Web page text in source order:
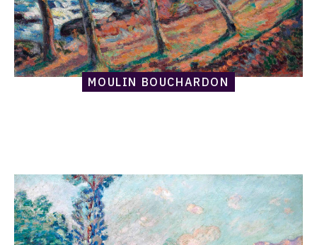
MOULIN BOUCHARDON
raisonné,
Armand
Guillaumin,
Paysage
de
Printemps